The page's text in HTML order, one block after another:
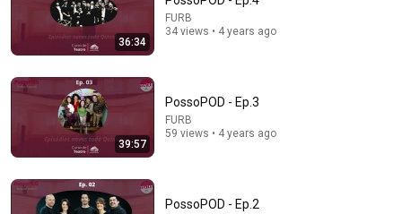
When an Empath Walks Away... The Narcissist's
Psychological Hell Begins | Dr. Ramani
NarcisTalk and 6 more
New 3.4K views
36:34
FURB
34 views • 4 years ago
39:57
PossoPOD - Ep.3
FURB
59 views • 4 years ago
PossoPOD - Ep.2